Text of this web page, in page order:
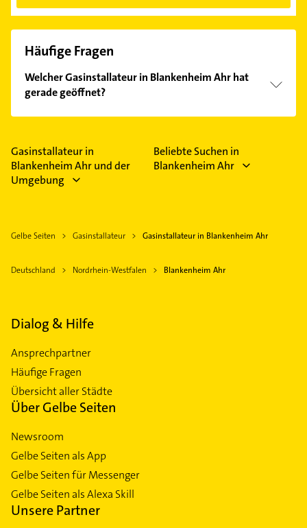
Häufige Fragen
Welcher Gasinstallateur in Blankenheim Ahr hat
gerade geöffnet?
Im Anbieter-Bereich finden Sie alleÖffnungszeiten.
Feiertagen abweichen können.
Gasinstallateur in
Blankenheim Ahr und der
Umgebung
Beliebte Suchen in
Blankenheim Ahr
Gelbe Seiten Gasinstallateur Gasinstallateur in Blankenheim Ahr
Deutschland Nordrhein-Westfalen Blankenheim Ahr
Dialog & Hilfe
Ansprechpartner
Häufige Fragen
Übersicht aller Städte
Über Gelbe Seiten
Newsroom
Gelbe Seiten als App
Gelbe Seiten für Messenger
Gelbe Seiten als Alexa Skill
Unsere Partner